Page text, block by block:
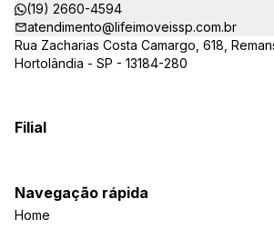
(19) 2660-4594
atendimento@lifeimoveissp.com.br
Rua Zacharias Costa Camargo, 618,
Hortolândia - SP - 13184-280
Filial
Navegação rápida
Home